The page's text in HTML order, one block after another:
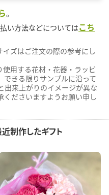
。
い方法などについてはこち
ズはご注文の際の参考にし
用する花材・花器・ラッピ
できる限りサンプルに沿って
出来上がりのイメージが異な
くださいますようお願い申し
制作したギフト